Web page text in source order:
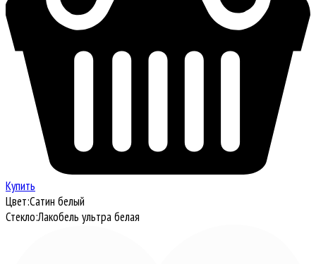
Купить
Цвет:Сатин белый
Стекло:Лакобель ультра белая